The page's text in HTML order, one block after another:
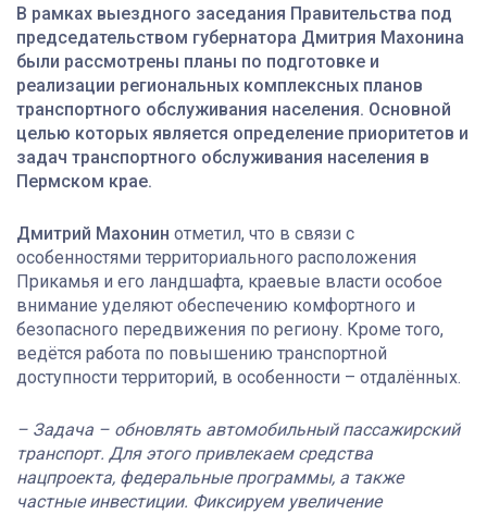
В рамках выездного заседания Правительства под
председательством губернатора Дмитрия Махонина
были рассмотрены планы по подготовке и
реализации региональных комплексных планов
транспортного обслуживания населения. Основной
целью которых является определение приоритетов и
задач транспортного обслуживания населения в
Пермском крае.
Дмитрий Махонин отметил, что в связи с
особенностями территориального расположения
Прикамья и его ландшафта, краевые власти особое
внимание уделяют обеспечению комфортного и
безопасного передвижения по региону. Кроме того,
ведётся работа по повышению транспортной
доступности территорий, в особенности – отдалённых.
– Задача – обновлять автомобильный пассажирский
транспорт. Для этого привлекаем средства
нацпроекта, федеральные программы, а также
частные инвестиции. Фиксируем увеличение